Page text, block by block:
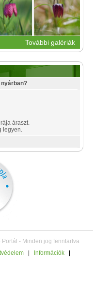
További galériák
áraszt.
legyen.
- Minden jog fenntartva
Információk